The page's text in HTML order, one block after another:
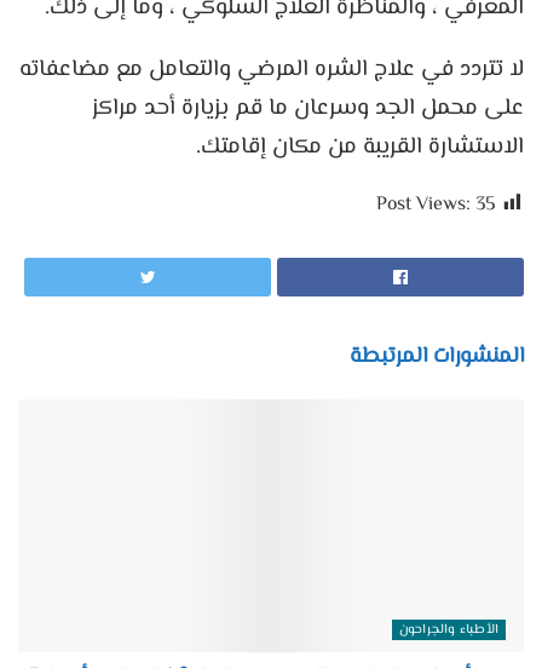
المعرفي ، والمناظرة العلاج السلوكي ، وما إلى ذلك.
لا تتردد في علاج الشره المرضي والتعامل مع مضاعفاته
على محمل الجد وسرعان ما قم بزيارة أحد مراكز
الاستشارة القريبة من مكان إقامتك.
Post Views:35
المنشورات المرتبطة
الأطباء والجراحون